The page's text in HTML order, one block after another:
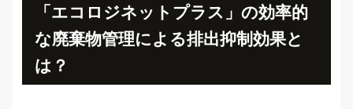
「エコロジネットプラス」の効率的
な廃棄物管理による排出抑制効果と
は？